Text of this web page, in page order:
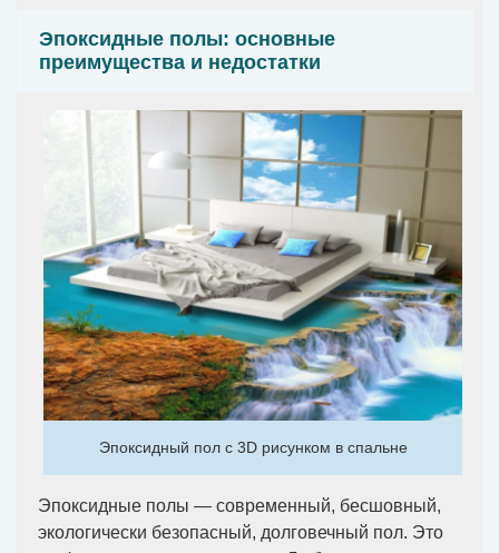
Эпоксидные полы: основные
преимущества и недостатки
Эпоксидный пол с 3D рисунком в спальне
Эпоксидные полы — современный, бесшовный,
экологически безопасный, долговечный пол. Это